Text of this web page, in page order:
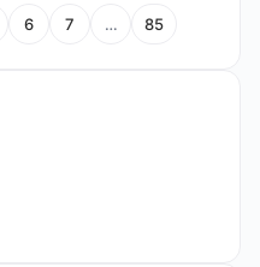
6 7 … 85